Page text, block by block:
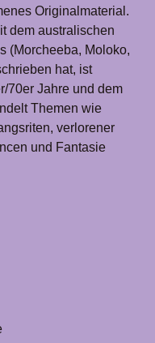
Originalmaterial.
dem australischen
(Morcheeba, Moloko,
hat, ist
70er Jahre und dem
Themen wie
verlorener
und Fantasie